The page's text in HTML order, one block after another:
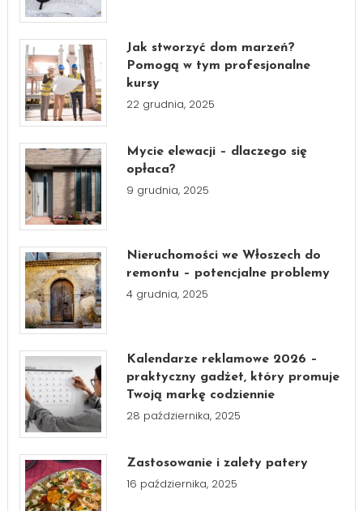
Jak stworzyć dom marzeń?
Pomogą w tym profesjonalne
kursy
22 grudnia, 2025
Mycie elewacji – dlaczego się
opłaca?
9 grudnia, 2025
Nieruchomości we Włoszech do
remontu – potencjalne problemy
4 grudnia, 2025
Kalendarze reklamowe 2026 –
praktyczny gadżet, który promuje
Twoją markę codziennie
28 października, 2025
Zastosowanie i zalety patery
16 października, 2025